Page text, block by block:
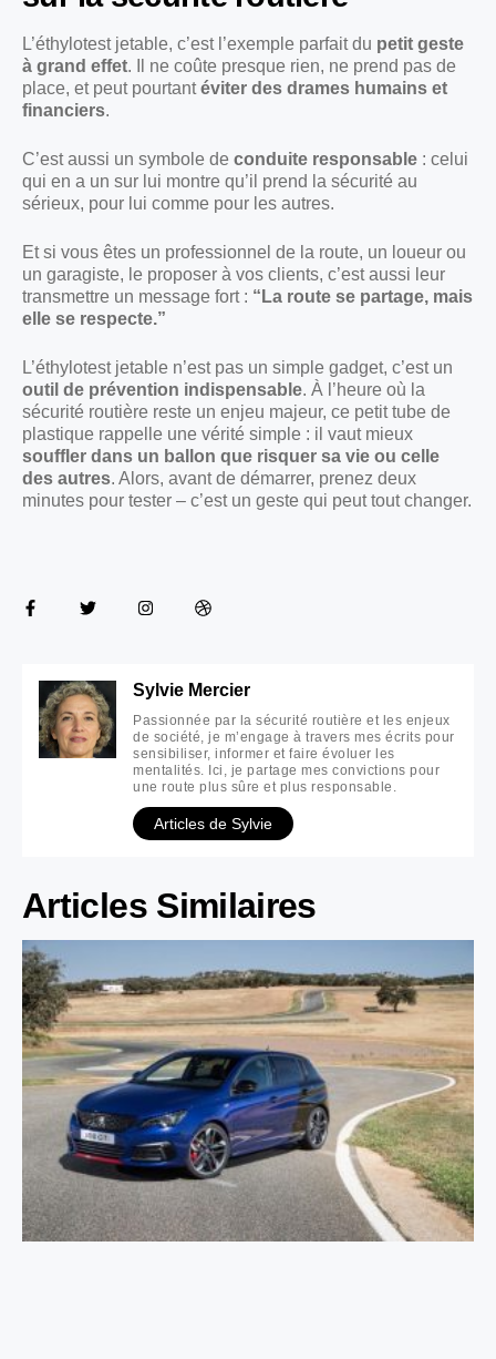
L’éthylotest jetable, c’est l’exemple parfait du petit geste
à grand effet. Il ne coûte presque rien, ne prend pas de
place, et peut pourtantéviter des drames humains et
financiers.
C’est aussi un symbole de conduite responsable : celui
qui en a un sur lui montre qu’il prend la sécurité au
sérieux, pour lui comme pour les autres.
Et si vous êtes un professionnel de la route, un loueur ou
un garagiste, le proposer à vos clients, c’est aussi leur
transmettre un message fort : “La route se partage, mais
elle se respecte.”
L’éthylotest jetable n’est pas un simple gadget, c’est un
outil de prévention indispensable. À l’heure où la
sécurité routière reste un enjeu majeur, ce petit tube de
plastique rappelle une vérité simple : il vaut mieux
souffler dans un ballon que risquer sa vie ou celle
des autres. Alors, avant de démarrer, prenez deux
minutes pour tester – c’est un geste qui peut tout changer.
Sylvie Mercier
Passionnée par la sécurité routière et les enjeux
de société, je m’engage à travers mes écrits pour
sensibiliser, informer et faire évoluer les
mentalités. Ici, je partage mes convictions pour
une route plus sûre et plus responsable.
Articles de Sylvie
Articles Similaires